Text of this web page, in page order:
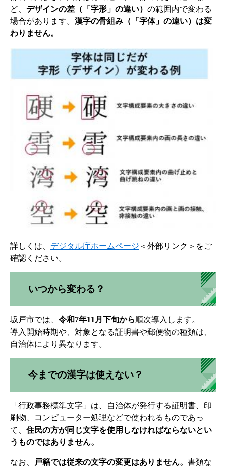
ど、 デザインの差（「字形」の違い） の範囲内で変わる
場合があります。 漢字の骨組み（「字体」の違い）は変
わりません。
詳しくは、 デジタル庁ホームページ ＜外部リンク＞ をご
確認ください。
いつから変わる？
坂戸市では、 令和7年11月下旬から順次導入します。
導入開始時期や、対象となる証明書や郵便物の種類は、
自治体により異なります。
今までの漢字は使えない？
「行政事務標準文字」は、自治体が発行する証明書、印
刷物、コンピューター処理などで使われるものであっ
て、 住民の方が同じ文字を使用しなければならないとい
うものではありません。
なお、 戸籍では従来の文字の変更はありません。 書類な